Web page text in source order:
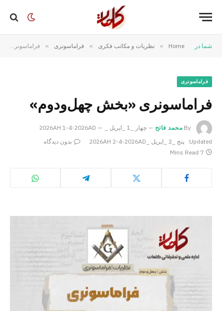
شما در Home
» نظریات و مکاتب فکری » فراماسونری » فراماسونری «بخش چهل‌ودوم»
فراماسونری
فراماسونری «بخش چهل‌ودوم»
By محمد فاتح
چهار _1 _اپریل _2026AH 1-4-2026AD
Updated:
پنج _2 _اپریل _2026AH 2-4-2026AD
بدون دیدگاه
7 Mins Read